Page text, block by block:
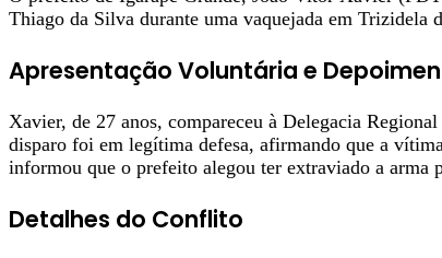
Thiago da Silva durante uma vaquejada em
Apresentação Voluntária e
Xavier, de 27 anos, compareceu à Delegacia
disparo foi em legítima defesa, afirmando que a
informou que o prefeito alegou ter extraviado a arma
Detalhes do Conflito